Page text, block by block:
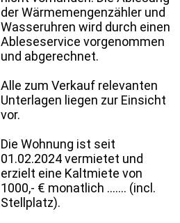
der Wärmemengenzähler und
Wasseruhren wird durch einen
Ableseservice vorgenommen
und abgerechnet.
Alle zum Verkauf relevanten
Unterlagen liegen zur Einsicht
vor.
Die Wohnung ist seit
01.02.2024 vermietet und
erzielt eine Kaltmiete von
1000,- € monatlich ....... (incl.
Stellplatz).